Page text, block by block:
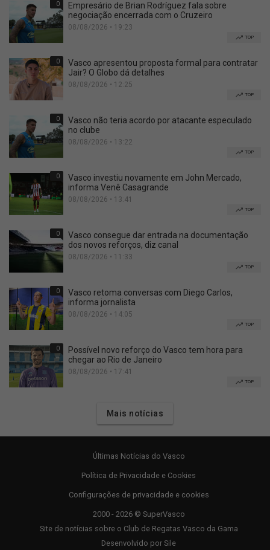
0
Empresário de Brian Rodríguez fala sobre
negociação encerrada com o Cruzeiro
08/08/2026 • 19:23
TOP
0
Vasco apresentou proposta formal para contratar
Jair? O Globo dá detalhes
08/08/2026 • 12:25
TOP
0
Vasco não teria acordo por atacante especulado
no clube
08/08/2026 • 13:22
TOP
0
Vasco investiu novamente em John Mercado,
informa Venê Casagrande
08/08/2026 • 13:41
TOP
0
Vasco consegue dar entrada na documentação
dos novos reforços, diz canal
08/08/2026 • 11:33
TOP
0
Vasco retoma conversas com Diego Carlos,
informa jornalista
08/08/2026 • 14:05
TOP
0
Possível novo reforço do Vasco tem hora para
chegar ao Rio de Janeiro
08/08/2026 • 17:41
TOP
Mais notícias
Últimas Notícias do Vasco
Política de Privacidade e Cookies
Configurações de privacidade e cookies
2000 - 2026 © SuperVasco
Site de notícias sobre o Club de Regatas Vasco da Gama
Desenvolvido por Sile